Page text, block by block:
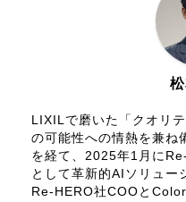
LIXILで磨いた「クオリ
の可能性への情熱を兼ね
を経て、2025年1月に
として革新的AIソリュー
Re-HERO社COOと